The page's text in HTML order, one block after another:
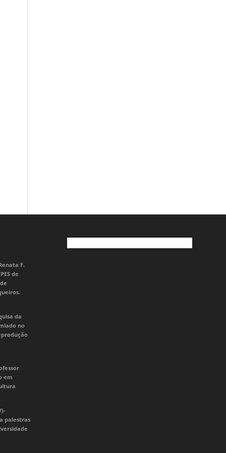
F.
de
da
no
em
palestras